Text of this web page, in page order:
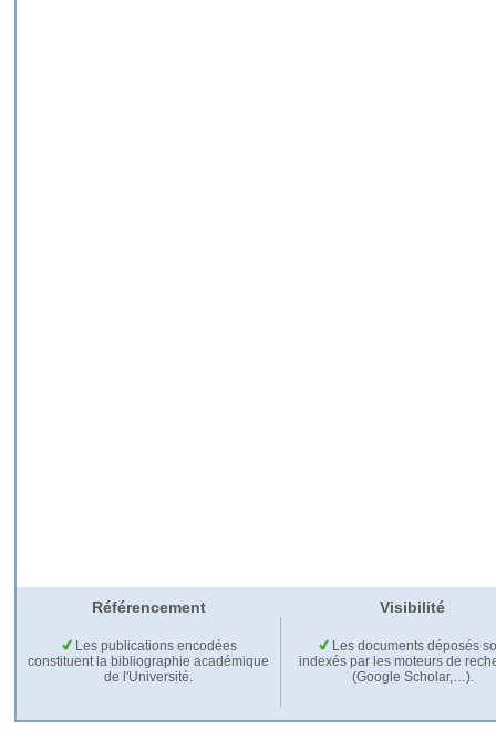
Référencement Visibilité
Les publications encodées
constituent la bibliographie académique
de l'Université.
Les documents déposés
indexés par les moteurs de
(Google Scholar,…).